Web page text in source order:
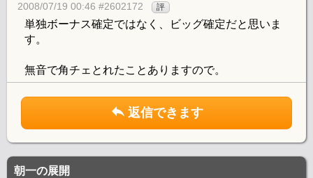
2008/07/19 00:46 #2602172 評
単独ボーナス確定ではなく、ビッグ確定だと思いま
す。
無音で角チェとれたことありますので。
返信できます
朝一の展開